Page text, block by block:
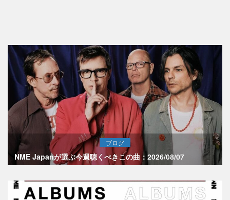
ブログ
NME Japanが選ぶ今週聴くべきこの曲：2026/08/07